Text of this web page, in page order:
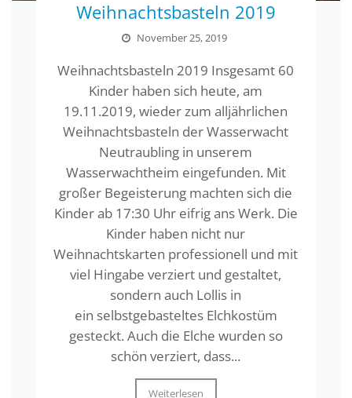
Weihnachtsbasteln 2019
November 25, 2019
Weihnachtsbasteln 2019 Insgesamt 60
Kinder haben sich heute, am
19.11.2019, wieder zum alljährlichen
Weihnachtsbasteln der Wasserwacht
Neutraubling in unserem
Wasserwachtheim eingefunden. Mit
großer Begeisterung machten sich die
Kinder ab 17:30 Uhr eifrig ans Werk. Die
Kinder haben nicht nur
Weihnachtskarten professionell und mit
viel Hingabe verziert und gestaltet,
sondern auch Lollis in
ein selbstgebasteltes Elchkostüm
gesteckt. Auch die Elche wurden so
schön verziert, dass...
Weiterlesen